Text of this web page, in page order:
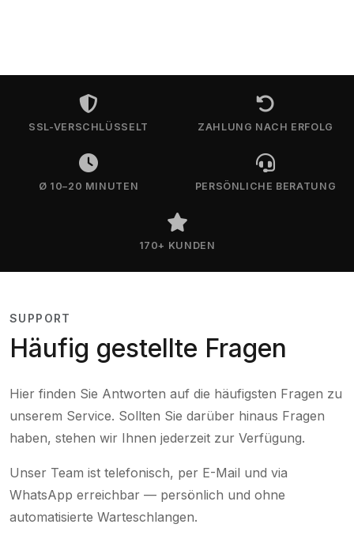
SSL-VERSCHLÜSSELT ZAHLUNG NACH ERFOLG
Ø 10–20 MINUTEN PERSÖNLICHE BERATUNG
170+ KUNDEN
SUPPORT
Häufig gestellte Fragen
Hier finden Sie Antworten auf die häufigsten Fragen zu
unserem Service. Sollten Sie darüber hinaus Fragen
haben, stehen wir Ihnen jederzeit zur Verfügung.
Unser Team ist telefonisch, per E-Mail und via
WhatsApp erreichbar — persönlich und ohne
automatisierte Warteschlangen.